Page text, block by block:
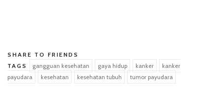
SHARE TO FRIENDS
TAGS
gangguan kesehatan gaya hidup kanker
kanker
payudara
kesehatan kesehatan tubuh tumor payudara